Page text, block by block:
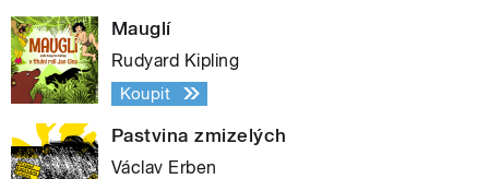
Mauglí
Rudyard Kipling
Koupit
Pastvina zmizelých
Václav Erben